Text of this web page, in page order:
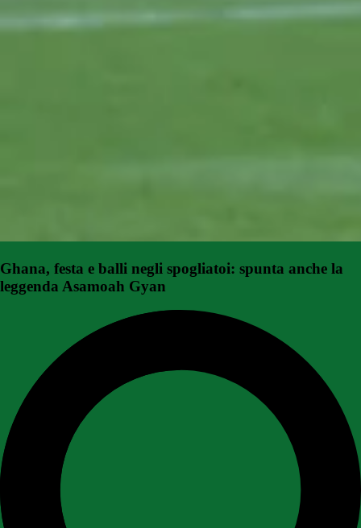
Ghana, festa e balli negli spogliatoi: spunta anche la
leggenda Asamoah Gyan